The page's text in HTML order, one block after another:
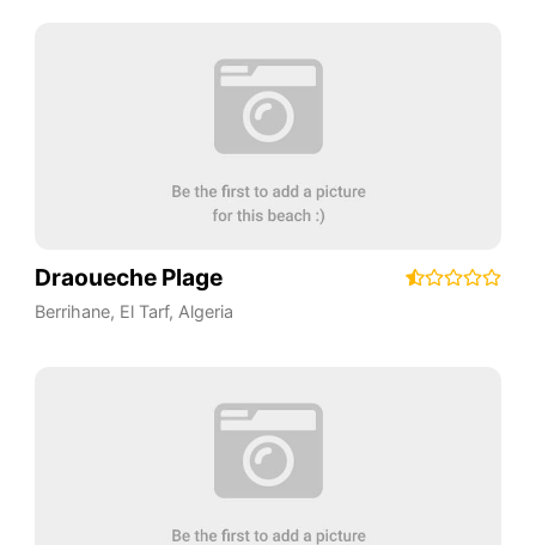
Draoueche Plage
Berrihane, El Tarf, Algeria